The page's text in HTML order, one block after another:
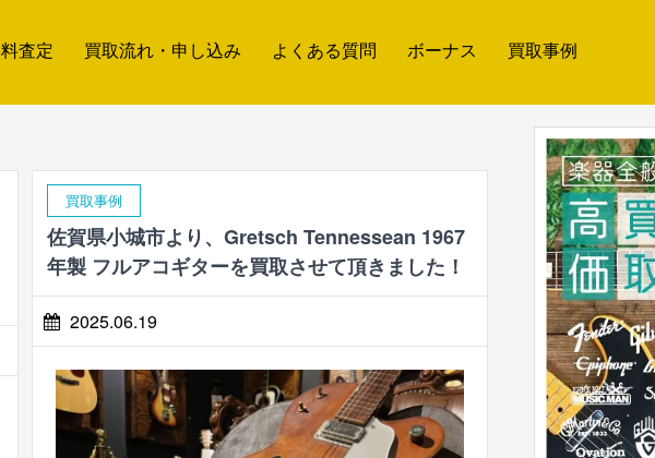
査定 買取流れ・申し込み よくある質問 ボーナス 買取事例
買取事例
佐賀県小城市より、Gretsch Tennessean 1967
年製 フルアコギターを買取させて頂きました！
2025.06.19